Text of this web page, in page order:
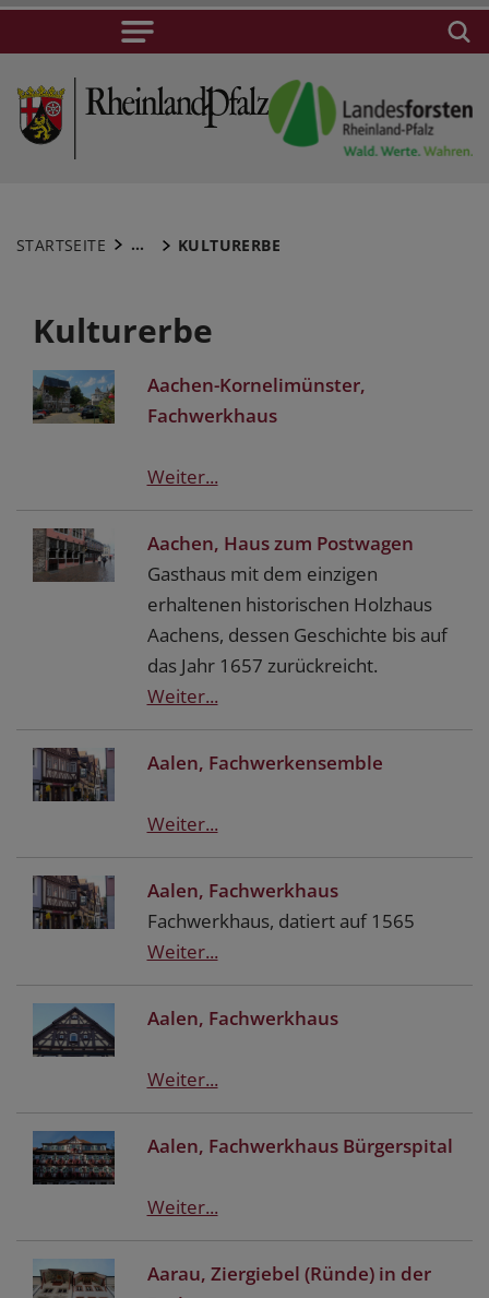
STARTSEITE ... KULTURERBE
Kulturerbe
Aachen-Kornelimünster,
Fachwerkhaus
Weiter...
Aachen, Haus zum Postwagen
Gasthaus mit dem einzigen
erhaltenen historischen Holzhaus
Aachens, dessen Geschichte bis auf
das Jahr 1657 zurückreicht.
Weiter...
Aalen, Fachwerkensemble
Weiter...
Aalen, Fachwerkhaus
Fachwerkhaus, datiert auf 1565
Weiter...
Aalen, Fachwerkhaus
Weiter...
Aalen, Fachwerkhaus Bürgerspital
Weiter...
Aarau, Ziergiebel (Ründe) in der